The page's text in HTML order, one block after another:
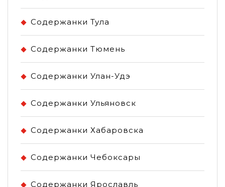
Содержанки Тула
Содержанки Тюмень
Содержанки Улан-Удэ
Содержанки Ульяновск
Содержанки Хабаровска
Содержанки Чебоксары
Содержанки Ярославль